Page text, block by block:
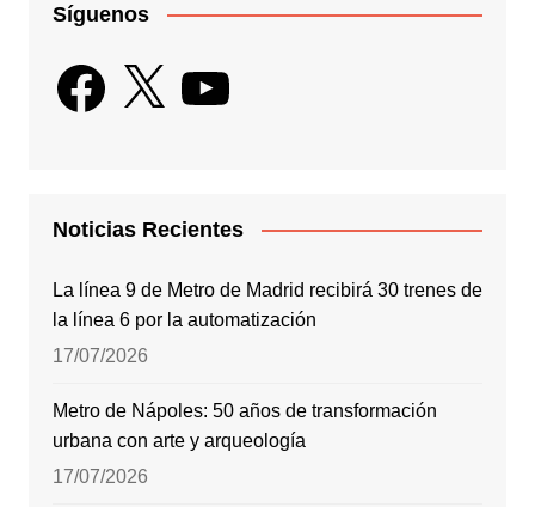
Síguenos
Facebook
X YouTube
Noticias Recientes
La línea 9 de Metro de Madrid recibirá 30 trenes de
la línea 6 por la automatización
17/07/2026
Metro de Nápoles: 50 años de transformación
urbana con arte y arqueología
17/07/2026